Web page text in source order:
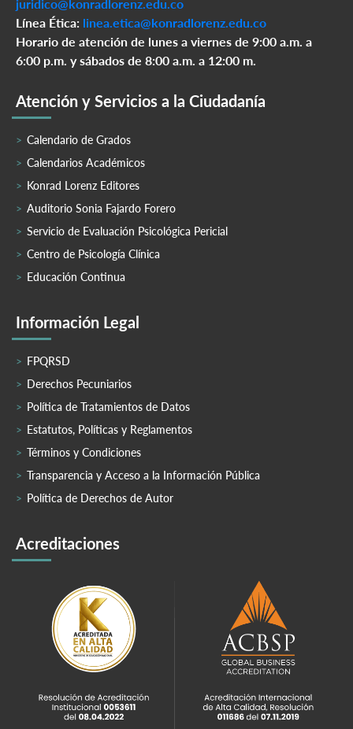
juridico@konradlorenz.edu.co
Línea Ética: linea.etica@konradlorenz.edu.co
Horario de atención de lunes a viernes de 9:00 a.m. a
6:00 p.m. y sábados de 8:00 a.m. a 12:00 m.
Atención y Servicios a la Ciudadanía
Calendario de Grados
Calendarios Académicos
Konrad Lorenz Editores
Auditorio Sonia Fajardo Forero
Servicio de Evaluación Psicológica Pericial
Centro de Psicología Clínica
Educación Continua
Información Legal
FPQRSD
Derechos Pecuniarios
Política de Tratamientos de Datos
Estatutos, Políticas y Reglamentos
Términos y Condiciones
Transparencia y Acceso a la Información Pública
Política de Derechos de Autor
Acreditaciones